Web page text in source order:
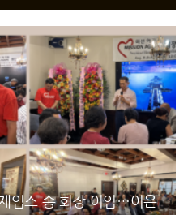
임스 송 회장 이임…이은